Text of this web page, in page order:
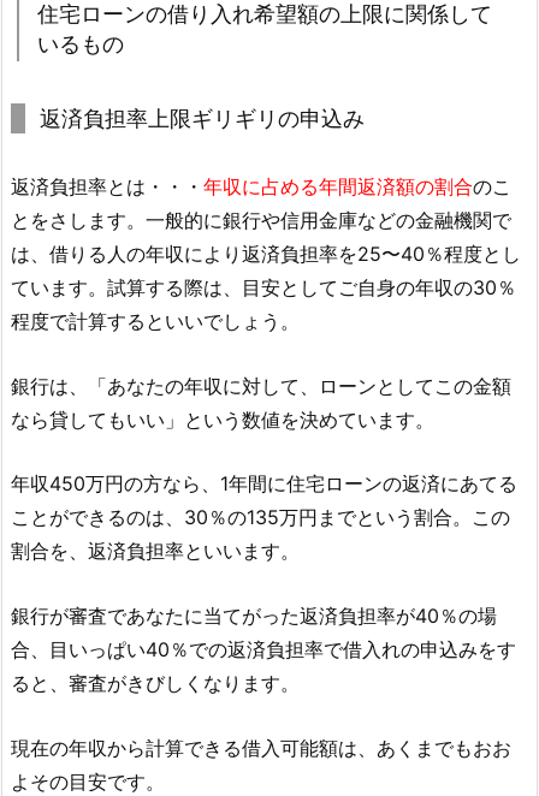
住宅ローンの借り入れ希望額の上限に関係して
いるもの
返済負担率上限ギリギリの申込み
返済負担率とは・・・ 年収に占める年間返済額の割合のこ
とをさします。一般的に銀行や信用金庫などの金融機関で
は、借りる人の年収により返済負担率を25〜40％程度とし
ています。試算する際は、目安としてご自身の年収の30％
程度で計算するといいでしょう。
銀行は、「あなたの年収に対して、ローンとしてこの金額
なら貸してもいい」という数値を決めています。
年収450万円の方なら、1年間に住宅ローンの返済にあてる
ことができるのは、30％の135万円までという割合。この
割合を、返済負担率といいます。
銀行が審査であなたに当てがった返済負担率が40％の場
合、目いっぱい40％での返済負担率で借入れの申込みをす
ると、審査がきびしくなります。
現在の年収から計算できる借入可能額は、あくまでもおお
よその目安です。